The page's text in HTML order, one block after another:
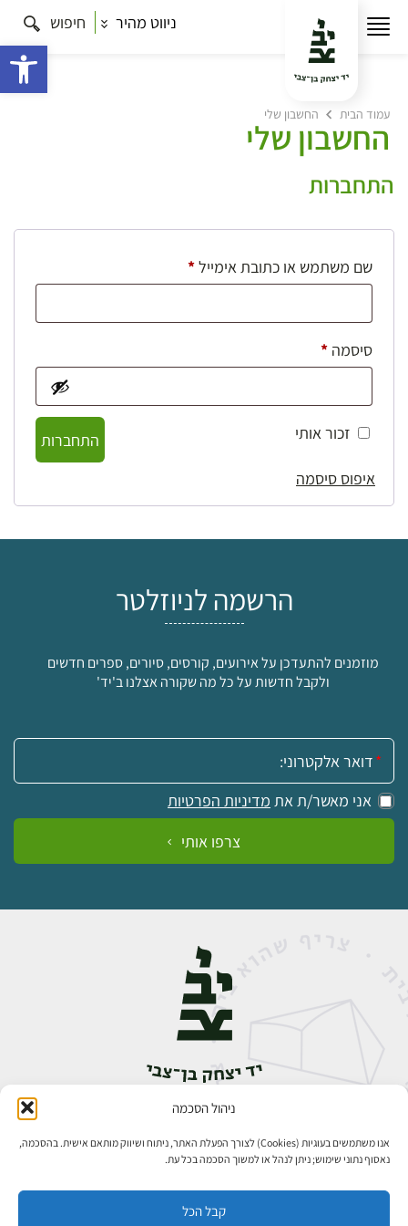
ניהול הסכמה
אנו משתמשים בעוגיות (Cookies) לצורך הפעלת האתר, ניתוח ושיווק מותאם אישית. בהסכמה,
נאסוף נתוני שימוש; ניתן לנהל או למשוך הסכמה בכל עת.
קבל הכל
ניווט מהיר חיפוש
עמוד הבית החשבון שלי
החשבון שלי
התחברות
שם משתמש או כתובת אימייל*חובה
סיסמה *חובה
זכור אותי
התחברות
איפוס סיסמה
הרשמה לניוזלטר
מוזמנים להתעדכן על אירועים, קורסים, סיורים, ספרים חדשים
ולקבל חדשות על כל מה שקורה אצלנו ב'יד'
אימייל:
אני מאשר/ת את מדיניות הפרטיות
צרפו אותי
אבן גבירול 14, רחביה, ירושלים